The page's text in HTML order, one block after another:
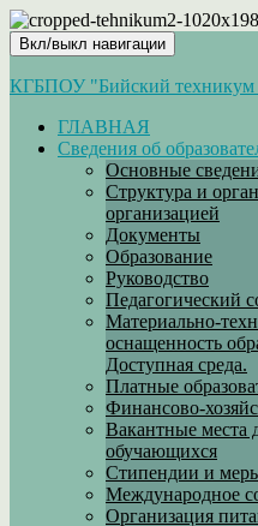
Вкл/выкл навигации
КГБПОУ "Бийский техникум
ГЛАВНАЯ
Сведения об
Основные
Структура и
организацией
Документы
Образование
Руководство
Педагогический
Материально-
оснащенность
Доступная среда.
Платные
Финансово-
Вакантные места
обучающихся
Стипендии и
Международное
Организация